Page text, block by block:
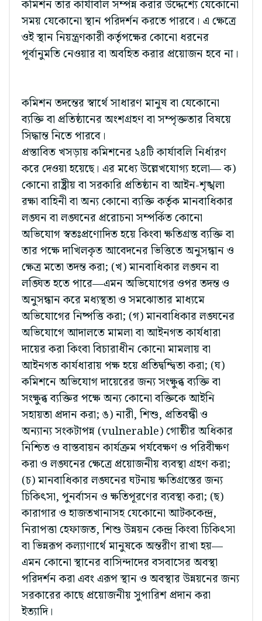
কমিশন তার কার্যাবলি সম্পন্ন করার উদ্দেশ্যে যেকোনো
সময় যেকোনো স্থান পরিদর্শন করতে পারবে। এ ক্ষেত্রে
ওই স্থান নিয়ন্ত্রণকারী কর্তৃপক্ষের কোনো ধরনের
পূর্বানুমতি নেওয়ার বা অবহিত করার প্রয়োজন হবে না।
কমিশন তদন্তের স্বার্থে সাধারণ মানুষ বা যেকোনো
ব্যক্তি বা প্রতিষ্ঠানের অংশগ্রহণ বা সম্পৃক্ততার বিষয়ে
সিদ্ধান্ত নিতে পারবে।
প্রস্তাবিত খসড়ায় কমিশনের ২৪টি কার্যাবলি নির্ধারণ
করে দেওয়া হয়েছে। এর মধ্যে উল্লেখযোগ্য হলো— ক)
কোনো রাষ্ট্রীয় বা সরকারি প্রতিষ্ঠান বা আইন-শৃঙ্খলা
রক্ষা বাহিনী বা অন্য কোনো ব্যক্তি কর্তৃক মানবাধিকার
লঙ্ঘন বা লঙ্ঘনের প্ররোচনা সম্পর্কিত কোনো
অভিযোগ স্বতঃপ্রণোদিত হয়ে কিংবা ক্ষতিগ্রস্ত ব্যক্তি বা
তার পক্ষে দাখিলকৃত আবেদনের ভিত্তিতে অনুসন্ধান ও
ক্ষেত্র মতো তদন্ত করা; (খ) মানবাধিকার লঙ্ঘন বা
লঙ্ঘিত হতে পারে—এমন অভিযোগের ওপর তদন্ত ও
অনুসন্ধান করে মধ্যস্থতা ও সমঝোতার মাধ্যমে
অভিযোগের নিষ্পত্তি করা; (গ) মানবাধিকার লঙ্ঘনের
অভিযোগে আদালতে মামলা বা আইনগত কার্যধারা
দায়ের করা কিংবা বিচারাধীন কোনো মামলায় বা
আইনগত কার্যধারায় পক্ষ হয়ে প্রতিদ্বন্দ্বিতা করা; (ঘ)
কমিশনে অভিযোগ দায়েরের জন্য সংক্ষুব্ধ ব্যক্তি বা
সংক্ষুব্ধ ব্যক্তির পক্ষে অন্য কোনো বক্তিকে আইনি
সহায়তা প্রদান করা; ঙ) নারী, শিশু, প্রতিবন্ধী ও
অন্যান্য সংকটাপন্ন (vulnerable) গোষ্ঠীর অধিকার
নিশ্চিত ও বাস্তবায়ন কার্যক্রম পর্যবেক্ষণ ও পরিবীক্ষণ
করা ও লঙ্ঘনের ক্ষেত্রে প্রয়োজনীয় ব্যবস্থা গ্রহণ করা;
(চ) মানবাধিকার লঙ্ঘনের ঘটনায় ক্ষতিগ্রস্তের জন্য
চিকিৎসা, পুনর্বাসন ও ক্ষতিপূরণের ব্যবস্থা করা; (ছ)
কারাগার ও হাজতখানাসহ যেকোনো আটককেন্দ্র,
নিরাপত্তা হেফাজত, শিশু উন্নয়ন কেন্দ্র কিংবা চিকিৎসা
বা ভিন্নরূপ কল্যাণার্থে মানুষকে অন্তরীণ রাখা হয়—
এমন কোনো স্থানের বাসিন্দাদের বসবাসের অবস্থা
পরিদর্শন করা এবং এরূপ স্থান ও অবস্থার উন্নয়নের জন্য
সরকারের কাছে প্রয়োজনীয় সুপারিশ প্রদান করা
ইত্যাদি।